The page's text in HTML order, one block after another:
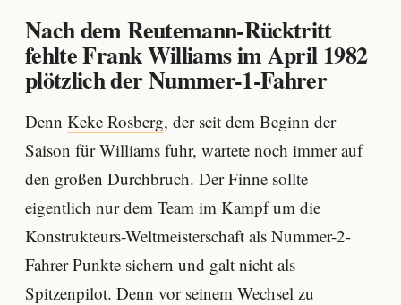
Nach dem Reutemann-Rücktritt
fehlte Frank Williams im April 1982
plötzlich der Nummer-1-Fahrer
Denn Keke Rosberg, der seit dem Beginn der
Saison für Williams fuhr, wartete noch immer auf
den großen Durchbruch. Der Finne sollte
eigentlich nur dem Team im Kampf um die
Konstrukteurs-Weltmeisterschaft als Nummer-2-
Fahrer Punkte sichern und galt nicht als
Spitzenpilot. Denn vor seinem Wechsel zu